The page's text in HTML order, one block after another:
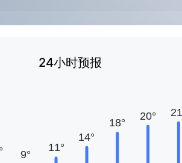
24小时预报